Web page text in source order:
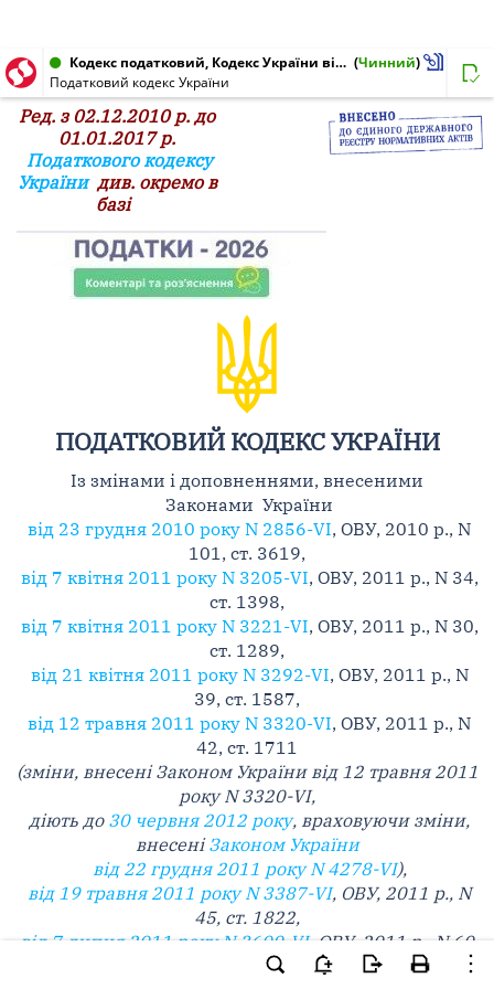
Кодекс податковий, Кодекс України від 02.12.2010 № 2755-VI (Чинний)
Податковий кодекс України